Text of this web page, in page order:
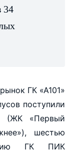
34
ГК «А101»
поступили
(ЖК «Первый
шестью
ГК ПИК